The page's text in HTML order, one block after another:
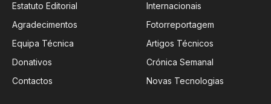
Estatuto Editorial
Agradecimentos
Equipa Técnica
Donativos
Contactos
Internacionais
Fotorreportagem
Artigos Técnicos
Crónica Semanal
Novas Tecnologias